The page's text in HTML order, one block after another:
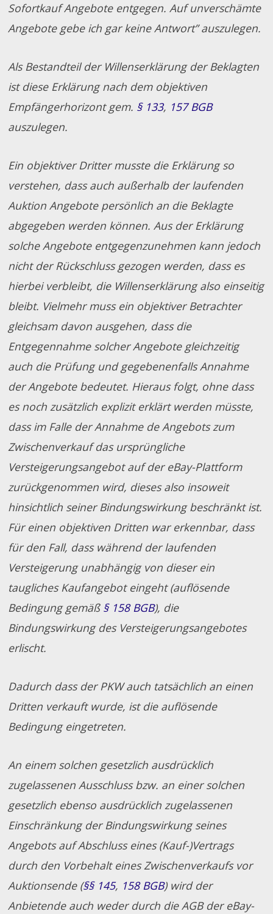
Sofortkauf Angebote entgegen. Auf unverschämte
Angebote gebe ich gar keine Antwort” auszulegen.
Als Bestandteil der Willenserklärung der Beklagten
ist diese Erklärung nach dem objektiven
Empfängerhorizont gem. § 133, 157 BGB
auszulegen.
Ein objektiver Dritter musste die Erklärung so
verstehen, dass auch außerhalb der laufenden
Auktion Angebote persönlich an die Beklagte
abgegeben werden können. Aus der Erklärung
solche Angebote entgegenzunehmen kann jedoch
nicht der Rückschluss gezogen werden, dass es
hierbei verbleibt, die Willenserklärung also einseitig
bleibt. Vielmehr muss ein objektiver Betrachter
gleichsam davon ausgehen, dass die
Entgegennahme solcher Angebote gleichzeitig
auch die Prüfung und gegebenenfalls Annahme
der Angebote bedeutet. Hieraus folgt, ohne dass
es noch zusätzlich explizit erklärt werden müsste,
dass im Falle der Annahme de Angebots zum
Zwischenverkauf das ursprüngliche
Versteigerungsangebot auf der eBay-Plattform
zurückgenommen wird, dieses also insoweit
hinsichtlich seiner Bindungswirkung beschränkt ist.
Für einen objektiven Dritten war erkennbar, dass
für den Fall, dass während der laufenden
Versteigerung unabhängig von dieser ein
taugliches Kaufangebot eingeht (auflösende
Bedingung gemäß § 158 BGB), die
Bindungswirkung des Versteigerungsangebotes
erlischt.
Dadurch dass der PKW auch tatsächlich an einen
Dritten verkauft wurde, ist die auflösende
Bedingung eingetreten.
An einem solchen gesetzlich ausdrücklich
zugelassenen Ausschluss bzw. an einer solchen
gesetzlich ebenso ausdrücklich zugelassenen
Einschränkung der Bindungswirkung seines
Angebots auf Abschluss eines (Kauf-)Vertrags
durch den Vorbehalt eines Zwischenverkaufs vor
Auktionsende (§§ 145, 158 BGB) wird der
Anbietende auch weder durch die AGB der eBay-